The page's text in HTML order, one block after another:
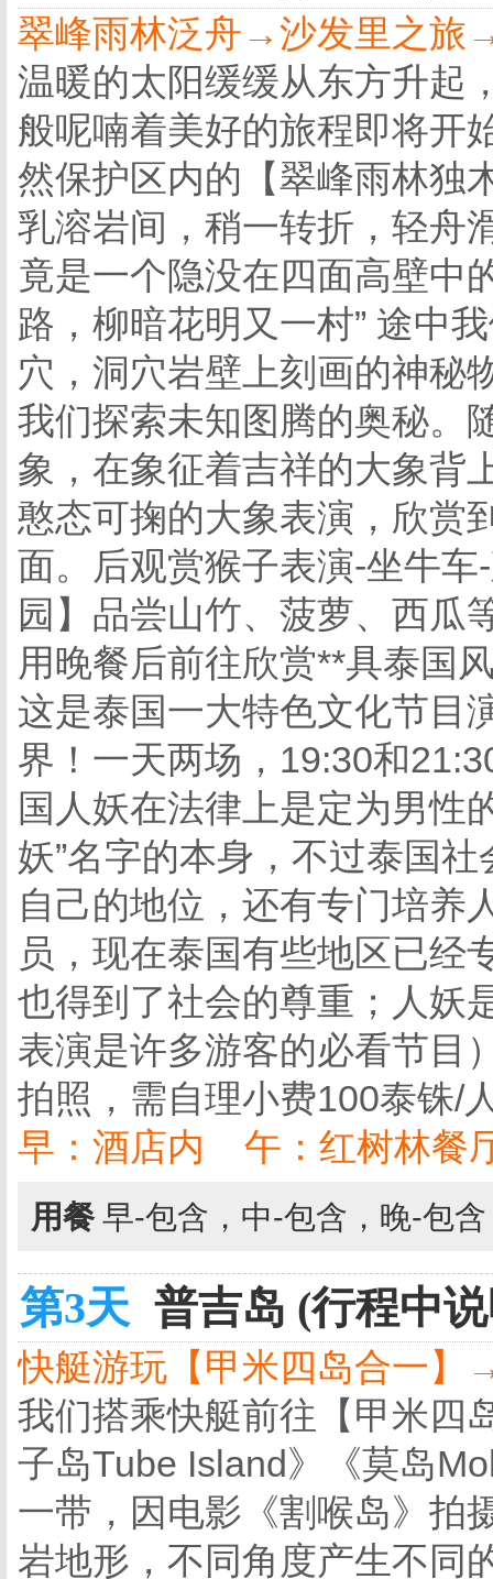
翠峰雨林泛舟→沙发里之旅
温暖的太阳缓缓从东方升起
般呢喃着美好的旅程即将开
然保护区内的【翠峰雨林独
乳溶岩间，稍一转折，轻舟
竟是一个隐没在四面高壁中
路，柳暗花明又一村” 途中
穴，洞穴岩壁上刻画的神秘
我们探索未知图腾的奥秘。
象，在象征着吉祥的大象背
憨态可掬的大象表演，欣赏
面。后观赏猴子表演-坐牛
园】品尝山竹、菠萝、西瓜
用晚餐后前往欣赏**具泰国
这是泰国一大特色文化节目
界！一天两场，19:30和
国人妖在法律上是定为男性
妖”名字的本身，不过泰国
自己的地位，还有专门培养
员，现在泰国有些地区已经
也得到了社会的尊重；人妖
表演是许多游客的必看节目
拍照，需自理小费100泰铢/
早：酒店内 午：红树林餐
用餐 早-包含，中-包含，晚-包
第3天 普吉岛 (行程中
快艇游玩【甲米四岛合一
我们搭乘快艇前往【甲米四
子岛Tube Island》《莫岛
一带，因电影《割喉岛》拍
岩地形，不同角度产生不同